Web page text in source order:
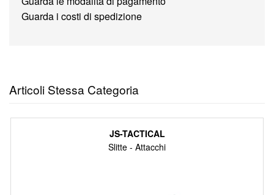
Guarda i costi di spedizione
Articoli Stessa Categoria
JS-TACTICAL
Slitte - Attacchi